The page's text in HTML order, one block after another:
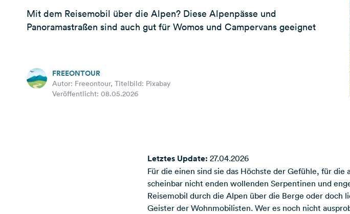
Mit dem Reisemobil über die Alpen? Diese Alpenpässe und
Panoramastraßen sind auch gut für Womos und Campervans geeignet
FREEONTOUR
Autor: Freeontour, Titelbild: Pixabay
Veröffentlicht: 08.05.2026
Letztes Update: 27.04.2026
Für die einen sind sie das Höchste der Gefühle, für
scheinbar nicht enden wollenden Serpentinen und
Reisemobil durch die Alpen über die Berge oder doch
Geister der Wohnmobilisten. Wer es noch nicht